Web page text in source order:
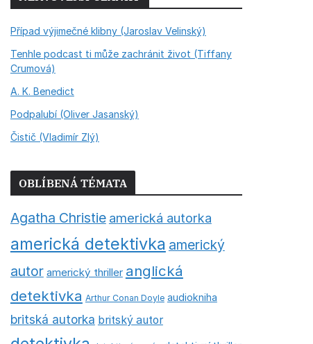
Případ výjimečné klibny (Jaroslav Velinský)
Tenhle podcast ti může zachránit život (Tiffany
Crumová)
A. K. Benedict
Podpalubí (Oliver Jasanský)
Čistič (Vladimír Zlý)
OBLÍBENÁ TÉMATA
Agatha Christie americká autorka
americká detektivka americký
autor americký thriller anglická
detektivka Arthur Conan Doyle audiokniha
britská autorka britský autor